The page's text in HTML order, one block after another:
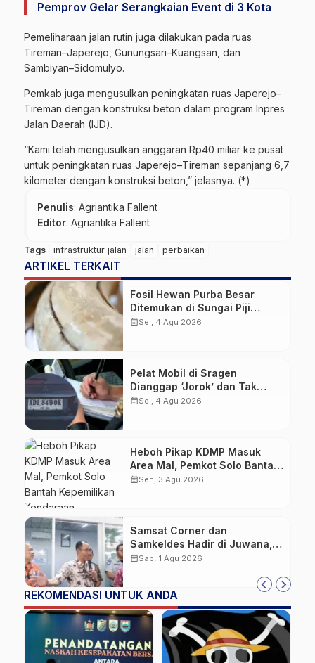
Pemprov Gelar Serangkaian Event di 3 Kota
Pemeliharaan jalan rutin juga dilakukan pada ruas
Tireman–Japerejo, Gunungsari–Kuangsan, dan
Sambiyan–Sidomulyo.
Pemkab juga mengusulkan peningkatan ruas Japerejo–
Tireman dengan konstruksi beton dalam program Inpres
Jalan Daerah (IJD).
“Kami telah mengusulkan anggaran Rp40 miliar ke pusat
untuk peningkatan ruas Japerejo–Tireman sepanjang 6,7
kilometer dengan konstruksi beton,” jelasnya. (*)
Penulis: Agriantika Fallent
Editor: Agriantika Fallent
Tags infrastruktur jalan jalan perbaikan
ARTIKEL TERKAIT
Fosil Hewan Purba Besar
Ditemukan di Sungai Piji
Kudus
calendar_monthSel, 4 Agu 2026
Pelat Mobil di Sragen
Dianggap ‘Jorok’ dan Tak
Sesuai Standar, Pengemudi
calendar_monthSel, 4 Agu 2026
Heboh Pikap KDMP Masuk
Area Mal, Pemkot Solo Bantah
Kepemilikan Kendaraan
calendar_monthSen, 3 Agu 2026
Samsat Corner dan
Samkeldes Hadir di Juwana,
Mudahkan Warga Bayar Pajak
calendar_monthSab, 1 Agu 2026
REKOMENDASI UNTUK ANDA